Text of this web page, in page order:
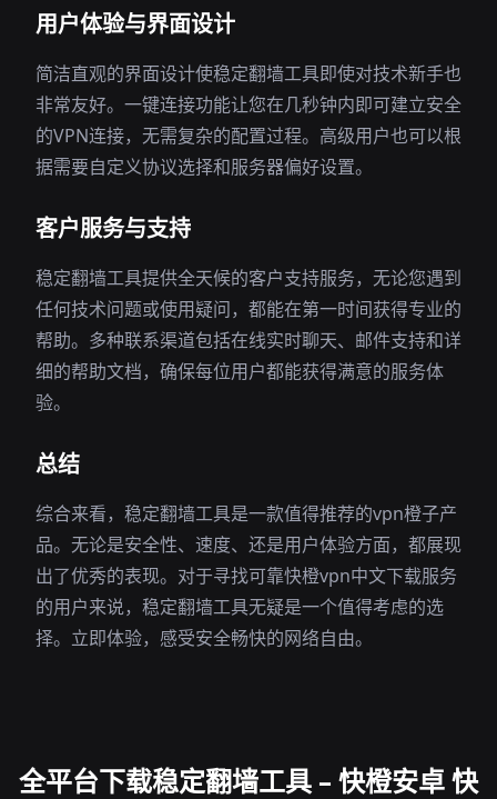
用户体验与界面设计
简洁直观的界面设计使稳定翻墙工具即使对技术新手也
非常友好。一键连接功能让您在几秒钟内即可建立安全
的VPN连接，无需复杂的配置过程。高级用户也可以根
据需要自定义协议选择和服务器偏好设置。
客户服务与支持
稳定翻墙工具提供全天候的客户支持服务，无论您遇到
任何技术问题或使用疑问，都能在第一时间获得专业的
帮助。多种联系渠道包括在线实时聊天、邮件支持和详
细的帮助文档，确保每位用户都能获得满意的服务体
验。
总结
综合来看，稳定翻墙工具是一款值得推荐的vpn橙子产
品。无论是安全性、速度、还是用户体验方面，都展现
出了优秀的表现。对于寻找可靠快橙vpn中文下载服务
的用户来说，稳定翻墙工具无疑是一个值得考虑的选
择。立即体验，感受安全畅快的网络自由。
全平台下载稳定翻墙工具 – 快橙安卓 快